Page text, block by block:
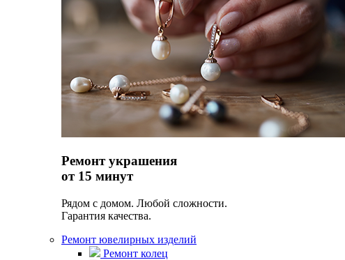
Ремонт украшения
от 15 минут
Рядом с домом. Любой сложности.
Гарантия качества.
Ремонт ювелирных изделий
Ремонт колец